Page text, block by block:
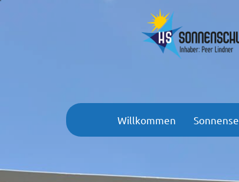
Willkommen